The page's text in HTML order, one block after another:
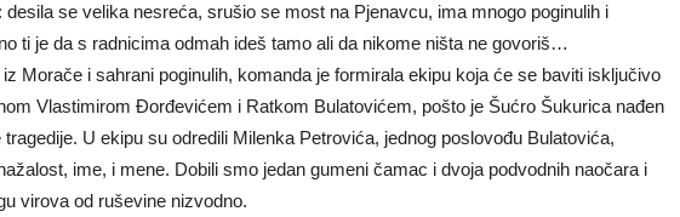
desila se velika nesreća, srušio se most na Pjenavcu, ima mnogo poginulih i
ti je da s radnicima odmah ideš tamo ali da nikome ništa ne govoriš…
Morače i sahrani poginulih, komanda je formirala ekipu koja će se baviti isključivo
Vlastimirom Đorđevićem i Ratkom Bulatovićem, pošto je Šućro Šukurica nađen
tragedije. U ekipu su odredili Milenka Petrovića, jednog poslovođu Bulatovića,
ime, i mene. Dobili smo jedan gumeni čamac i dvoja podvodnih naočara i
virova od ruševine nizvodno.